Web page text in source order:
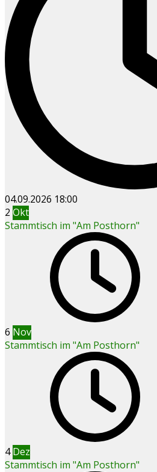
04.09.2026 18:00
2 Okt
Stammtisch im "Am Posthorn"
6 Nov
Stammtisch im "Am Posthorn"
4 Dez
Stammtisch im "Am Posthorn"